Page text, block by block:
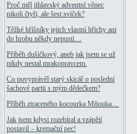
Proč měl jihlavský adventní věnec
nikoli čtyři, ale šest svíček?
Těžké hříšníky jejich vlastní hříchy ani
do hrobu někdy nepustí…
Příběh dušičkový, aneb jak jsem se už
nikdy nestal mrakopravcem.
Co povyprávěl starý skicář o poslední
šachové partii s mým dědečkem?
Příběh ztraceného kocourka Mňouka…
Jak jsem kdysi rozebíral a vzápětí
postavil – kremační pec!